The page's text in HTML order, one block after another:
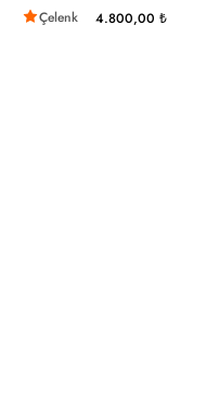
Çelenk 4.800,00 ₺